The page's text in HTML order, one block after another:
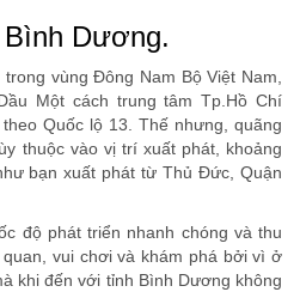
Dương.
vùng Đông Nam Bộ Việt Nam,
Một cách trung tâm Tp.Hồ Chí
Quốc lộ 13. Thế nhưng, quãng
thuộc vào vị trí xuất phát, khoảng
bạn xuất phát từ Thủ Đức, Quận
độ phát triển nhanh chóng và thu
vui chơi và khám phá bởi vì ở
khi đến với tỉnh Bình Dương không